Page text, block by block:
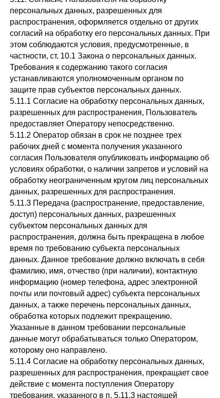
персональных данных, разрешенных для
распространения, оформляется отдельно от других
согласий на обработку его персональных данных. При
этом соблюдаются условия, предусмотренные, в
частности, ст. 10.1 Закона о персональных данных.
Требования к содержанию такого согласия
устанавливаются уполномоченным органом по
защите прав субъектов персональных данных.
5.11.1 Согласие на обработку персональных данных,
разрешенных для распространения, Пользователь
предоставляет Оператору непосредственно.
5.11.2 Оператор обязан в срок не позднее трех
рабочих дней с момента получения указанного
согласия Пользователя опубликовать информацию об
условиях обработки, о наличии запретов и условий на
обработку неограниченным кругом лиц персональных
данных, разрешенных для распространения.
5.11.3 Передача (распространение, предоставление,
доступ) персональных данных, разрешенных
субъектом персональных данных для
распространения, должна быть прекращена в любое
время по требованию субъекта персональных
данных. Данное требование должно включать в себя
фамилию, имя, отчество (при наличии), контактную
информацию (номер телефона, адрес электронной
почты или почтовый адрес) субъекта персональных
данных, а также перечень персональных данных,
обработка которых подлежит прекращению.
Указанные в данном требовании персональные
данные могут обрабатываться только Оператором,
которому оно направлено.
5.11.4 Согласие на обработку персональных данных,
разрешенных для распространения, прекращает свое
действие с момента поступления Оператору
требования, указанного в п. 5.11.3 настоящей